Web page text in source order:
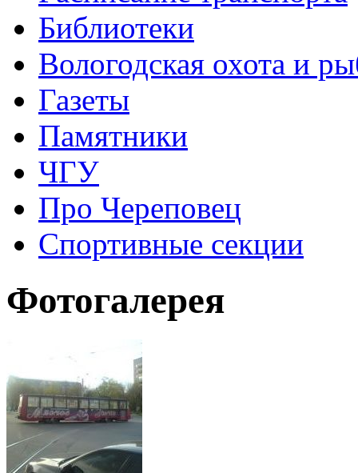
Библиотеки
Вологодская охота и
Газеты
Памятники
ЧГУ
Про Череповец
Спортивные секции
Фотогалерея